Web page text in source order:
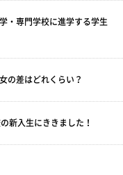
・専門学校に進学する学生
の差はどれくらい？
新入生にききました！